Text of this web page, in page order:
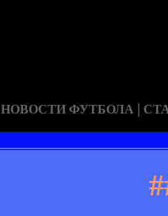
НОВОСТИ ФУТБОЛА |